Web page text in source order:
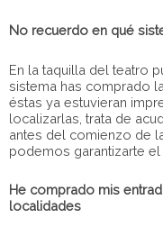
No recuerdo en qué
En la taquilla del teatro
sistema has comprado
éstas ya estuvieran
localizarlas, trata de
antes del comienzo de
podemos garantizarte el
He comprado mis
localidades